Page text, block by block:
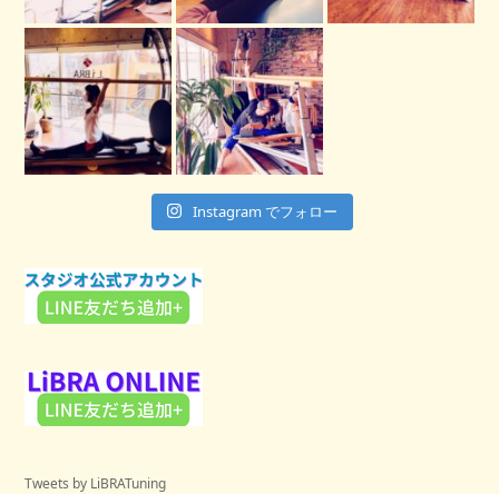
Instagram でフォロー
Tweets by LiBRATuning